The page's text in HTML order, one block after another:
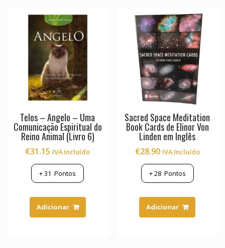
Telos – Angelo – Uma
Comunicação Espiritual do
Reino Animal (Livro 6)
€31.15 IVA Incluído
+31 Pontos
Adicionar
Sacred Space Meditation
Book Cards de Elinor Von
Linden em Inglês
€28.90 IVA Incluído
+28Pontos
Adicionar